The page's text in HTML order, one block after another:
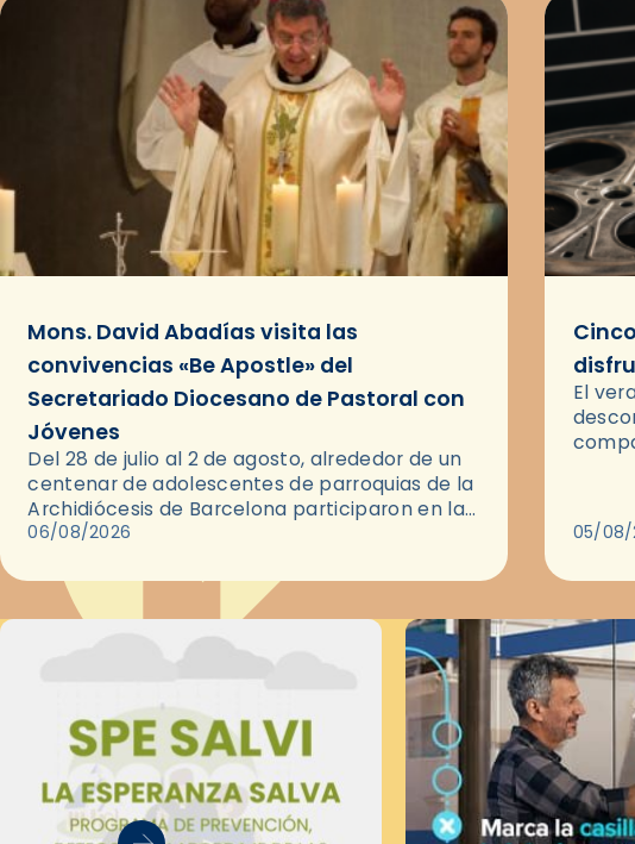
Mons. David Abadías visita las
convivencias «Be Apostle» del
Secretariado Diocesano de Pastoral con
Jóvenes
Del 28 de julio al 2 de agosto, alrededor de un
centenar de adolescentes de parroquias de la
Archidiócesis de Barcelona participaron en las
convivencias Be Apostle, organizadas por el
06/08/2026
El
05/08/